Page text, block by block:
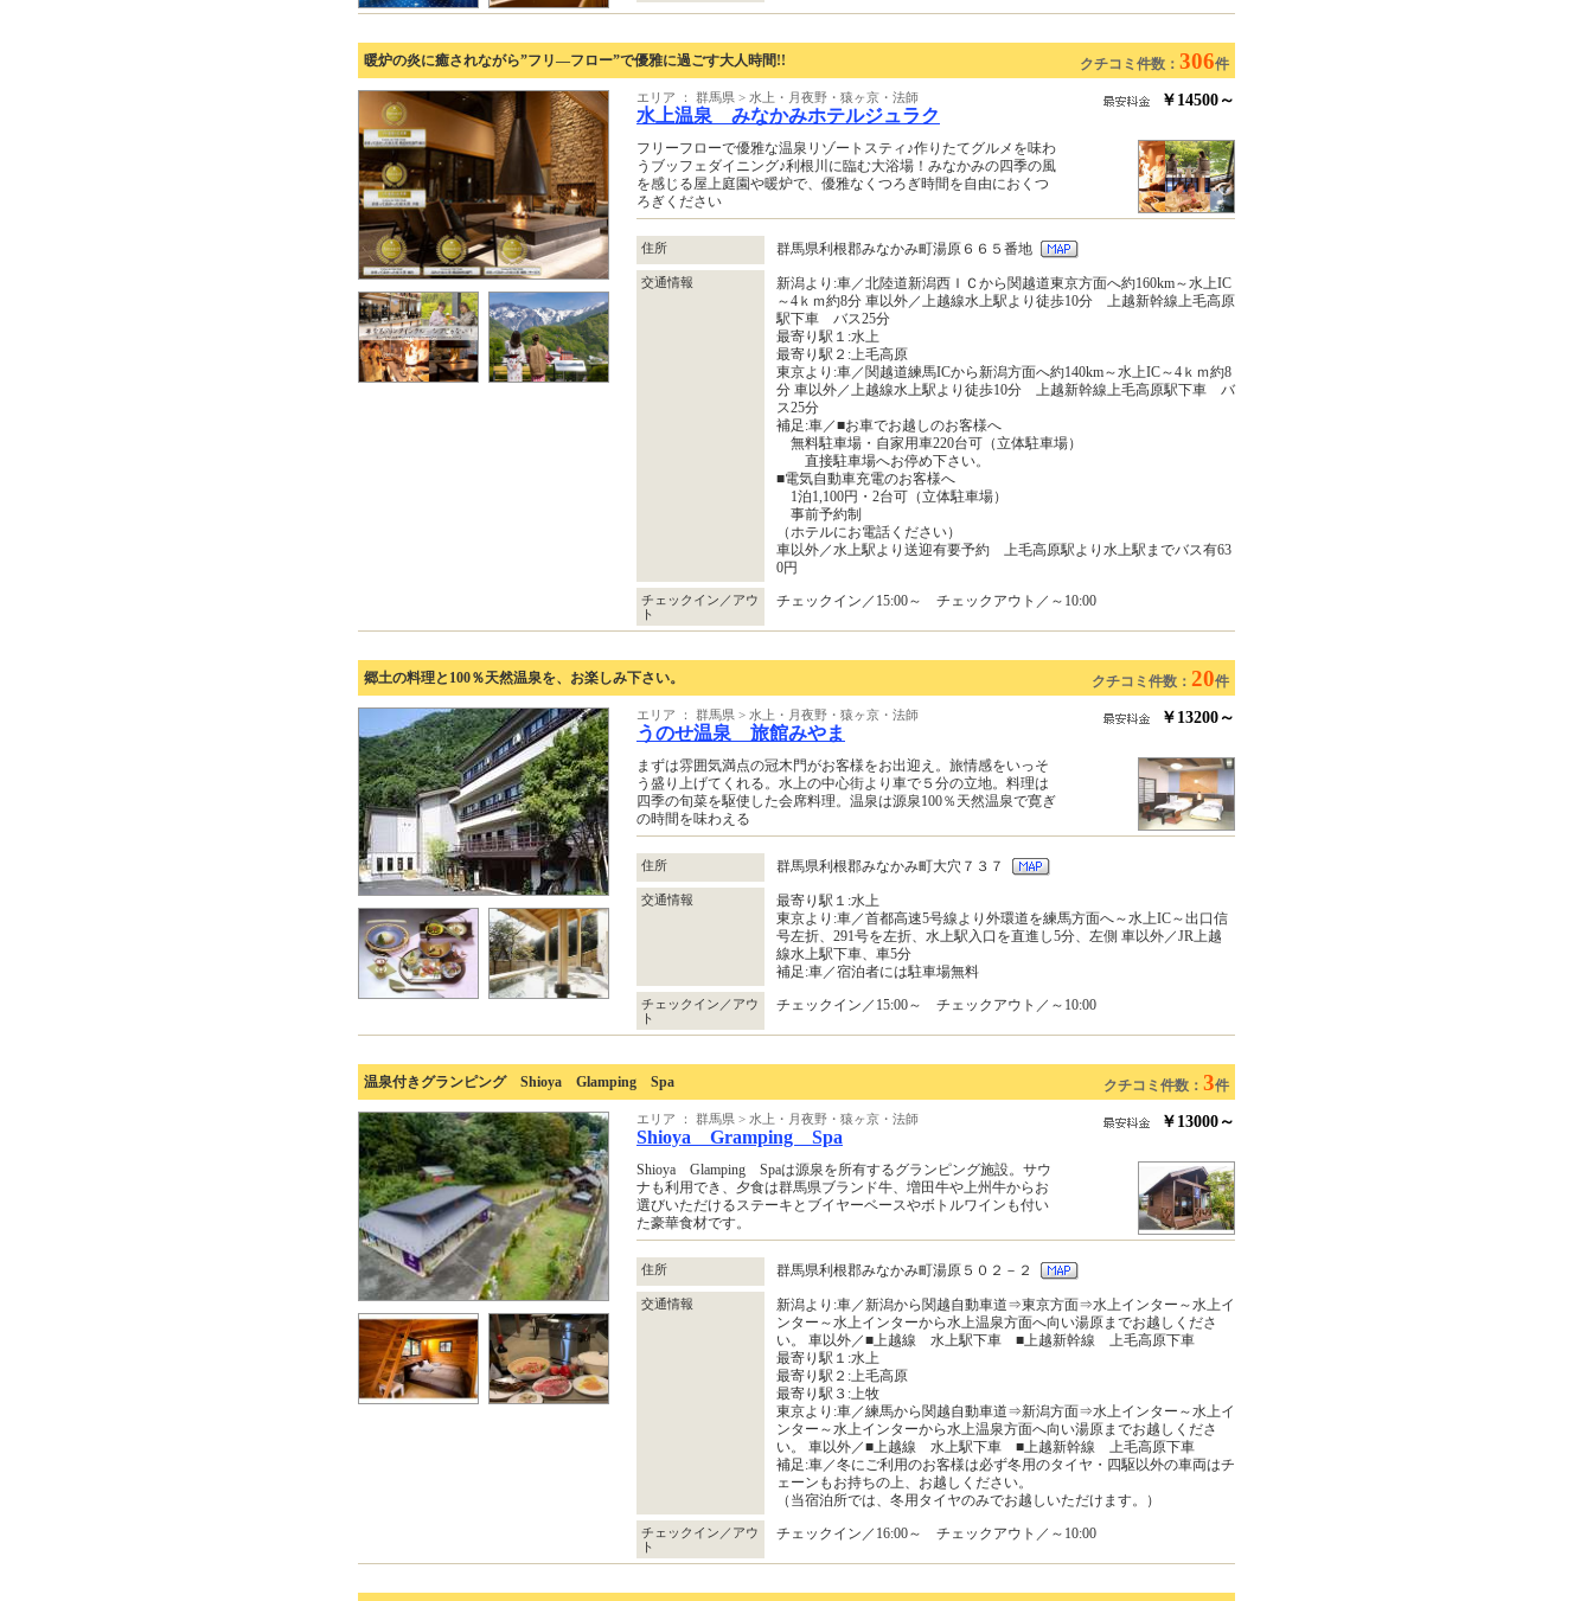
暖炉の炎に癒されながら”フリ―フロー”で優雅に過ごす大人時間!! クチコミ件数： 306件
エリア ： 群馬県 > 水上・月夜野・猿ヶ京・法師
水上温泉 みなかみホテルジュラク
￥14500～
フリーフローで優雅な温泉リゾートスティ♪作りたてグルメを味わ
うブッフェダイニング♪利根川に臨む大浴場！みなかみの四季の風
を感じる屋上庭園や暖炉で、優雅なくつろぎ時間を自由におくつ
ろぎください
住所 群馬県利根郡みなかみ町湯原６６５番地
交通情報
新潟より:車／北陸道新潟西ＩＣから関越道東京方面へ約160km～水上IC
～4ｋｍ約8分 車以外／上越線水上駅より徒歩10分 上越新幹線上毛高原
駅下車 バス25分
最寄り駅１:水上
最寄り駅２:上毛高原
東京より:車／関越道練馬ICから新潟方面へ約140km～水上IC～4ｋｍ約8
分 車以外／上越線水上駅より徒歩10分 上越新幹線上毛高原駅下車 バ
ス25分
補足:車／■お車でお越しのお客様へ
無料駐車場・自家用車220台可（立体駐車場）
直接駐車場へお停め下さい。
■電気自動車充電のお客様へ
1泊1,100円・2台可（立体駐車場）
事前予約制
（ホテルにお電話ください）
車以外／水上駅より送迎有要予約 上毛高原駅より水上駅までバス有63
0円
チェックイン／アウ
ト
チェックイン／15:00～ チェックアウト／～10:00
郷土の料理と100％天然温泉を、お楽しみ下さい。 クチコミ件数： 20件
エリア ： 群馬県 > 水上・月夜野・猿ヶ京・法師
うのせ温泉 旅館みやま
￥13200～
まずは雰囲気満点の冠木門がお客様をお出迎え。旅情感をいっそ
う盛り上げてくれる。水上の中心街より車で５分の立地。料理は
四季の旬菜を駆使した会席料理。温泉は源泉100％天然温泉で寛ぎ
の時間を味わえる
住所 群馬県利根郡みなかみ町大穴７３７
交通情報
最寄り駅１:水上
東京より:車／首都高速5号線より外環道を練馬方面へ～水上IC～出口信
号左折、291号を左折、水上駅入口を直進し5分、左側 車以外／JR上越
線水上駅下車、車5分
補足:車／宿泊者には駐車場無料
チェックイン／アウ
ト
チェックイン／15:00～ チェックアウト／～10:00
温泉付きグランピング Shioya Glamping Spa クチコミ件数： 3件
エリア ： 群馬県 > 水上・月夜野・猿ヶ京・法師
Shioya Gramping Spa
￥13000～
Shioya Glamping Spaは源泉を所有するグランピング施設。サウ
ナも利用でき、夕食は群馬県ブランド牛、増田牛や上州牛からお
選びいただけるステーキとブイヤーベースやボトルワインも付い
た豪華食材です。
住所 群馬県利根郡みなかみ町湯原５０２－２
交通情報
新潟より:車／新潟から関越自動車道⇒東京方面⇒水上インター～水上イ
ンター～水上インターから水上温泉方面へ向い湯原までお越しくださ
い。 車以外／■上越線 水上駅下車 ■上越新幹線 上毛高原下車
最寄り駅１:水上
最寄り駅２:上毛高原
最寄り駅３:上牧
東京より:車／練馬から関越自動車道⇒新潟方面⇒水上インター～水上イ
ンター～水上インターから水上温泉方面へ向い湯原までお越しくださ
い。 車以外／■上越線 水上駅下車 ■上越新幹線 上毛高原下車
補足:車／冬にご利用のお客様は必ず冬用のタイヤ・四駆以外の車両はチ
ェーンもお持ちの上、お越しください。
（当宿泊所では、冬用タイヤのみでお越しいただけます。）
チェックイン／アウ
ト
チェックイン／16:00～ チェックアウト／～10:00